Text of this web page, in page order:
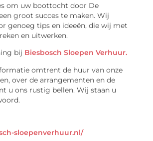
om uw boottocht door De
groot succes te maken. Wij
genoeg tips en ideeën, die wij met
en uitwerken.
bij Biesbosch Sloepen Verhuur.
omtrent de huur van onze
over de arrangementen en de
u ons rustig bellen. Wij staan u
sloepenverhuur.nl/